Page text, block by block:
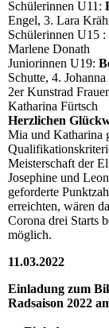
Schülerinnen U11:
Engel, 3. Lara
Schülerinnen U15 :
Marlene Donath
Juniorinnen U19:
Schutte, 4.
2er Kunstrad
Katharina Fürtsch
Herzlichen
Mia und Katharina
Meisterschaft der
Josephine und
geforderte
erreichten, wären
Corona drei Starts
möglich.
11.03.2022
Einladung zum
Radsaison 2022